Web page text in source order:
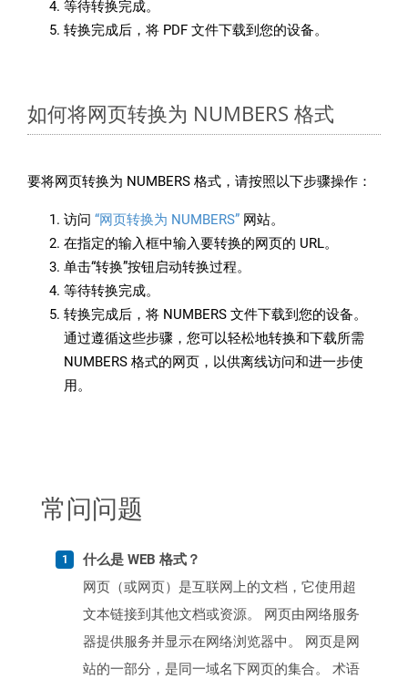
等待转换完成。
转换完成后，将 PDF 文件下载到您的设备。
如何将网页转换为 NUMBERS 格式
要将网页转换为 NUMBERS 格式，请按照以下步骤操作：
访问 “网页转换为 NUMBERS” 网站。
在指定的输入框中输入要转换的网页的 URL。
单击“转换”按钮启动转换过程。
等待转换完成。
转换完成后，将 NUMBERS 文件下载到您的设备。
通过遵循这些步骤，您可以轻松地转换和下载所需
NUMBERS 格式的网页，以供离线访问和进一步使
用。
常问问题
什么是 WEB 格式？
网页（或网页）是互联网上的文档，它使用超
文本链接到其他文档或资源。 网页由网络服务
器提供服务并显示在网络浏览器中。 网页是网
站的一部分，是同一域名下网页的集合。 术语